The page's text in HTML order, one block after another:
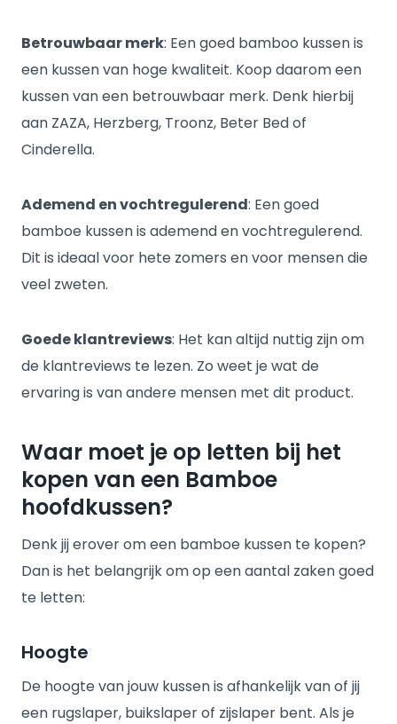
Betrouwbaar merk: Een goed bamboo kussen is
een kussen van hoge kwaliteit. Koop daarom een
kussen van een betrouwbaar merk. Denk hierbij
aan ZAZA, Herzberg, Troonz, Beter Bed of
Cinderella.
Ademend en vochtregulerend: Een goed
bamboe kussen is ademend en vochtregulerend.
Dit is ideaal voor hete zomers en voor mensen die
veel zweten.
Goede klantreviews: Het kan altijd nuttig zijn om
de klantreviews te lezen. Zo weet je wat de
ervaring is van andere mensen met dit product.
Waar moet je op letten bij het
kopen van een Bamboe
hoofdkussen?
Denk jij erover om een bamboe kussen te kopen?
Dan is het belangrijk om op een aantal zaken goed
te letten:
Hoogte
De hoogte van jouw kussen is afhankelijk van of jij
een rugslaper, buikslaper of zijslaper bent. Als je